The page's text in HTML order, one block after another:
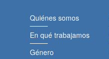
Quiénes somos
En qué trabajamos
Género